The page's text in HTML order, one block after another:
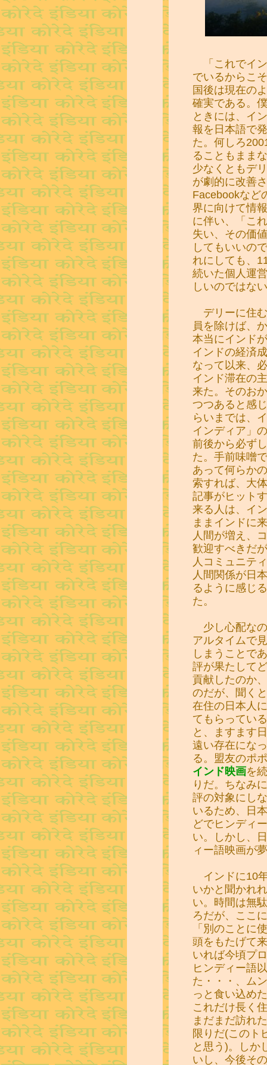
「これでイ
でいるからこ
国後は現在の
確実である。
ときには、イ
報を日本語で
た。何しろ
ることもまま
少なくともデ
が劇的に改善
Facebookなど
界に向けて情
に伴い、「こ
失い、その価
してもいいの
れにしても、
続いた個人運
しいのではな
デリーに住
員を除けば、
本当にインド
インドの経済
なって以来、
インド滞在の
来た。そのお
つつあると感
らいまでは、
インディア」
前後から必ず
た。手前味噌
あって何らか
索すれば、大
記事がヒット
来る人は、イ
ままインドに
人間が増え、
歓迎すべきだ
人コミュニテ
人間関係が日
るように感じ
た。
少し心配な
アルタイムで
しまうことで
評が果たして
貢献したのか
のだが、聞く
在住の日本人
てもらってい
と、ますます
遠い存在にな
る。盟友のポ
インド映画を
りだ。ちなみ
評の対象にし
いるため、日
どでヒンディ
い。しかし、
ィー語映画が
インドに10
いかと聞かれ
い。時間は無
ろだが、ここ
「別のことに
頭をもたげて
いれば今頃プ
ヒンディー語
た・・・、ム
っと食い込め
これだけ長く
まだまだ訪れ
限りだ(このト
と思う)。しか
いし、今後そ